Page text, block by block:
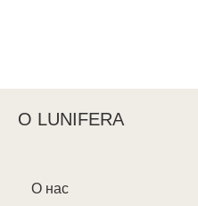
О LUNIFERA
О нас